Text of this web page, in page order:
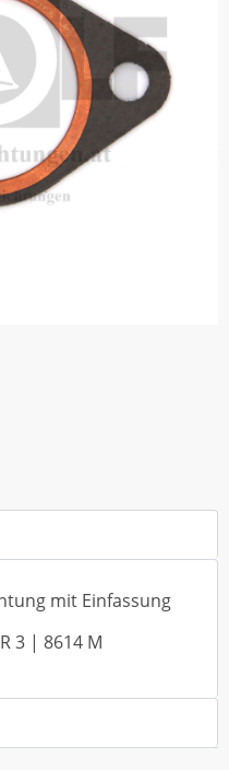
mit Einfassung
3 | 8614 M